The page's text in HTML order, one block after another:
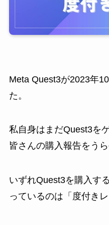
Meta Quest3が2023年
た。
私自身はまだQuest3を
皆さんの購入報告をう
いずれQuest3を購入す
っているのは「度付き